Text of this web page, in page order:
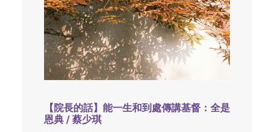
【院長的話】能一生和到處傳講基督：全是
恩典 / 蔡少琪